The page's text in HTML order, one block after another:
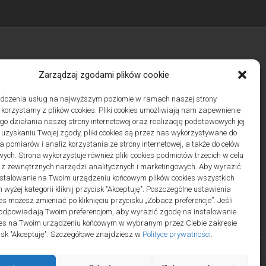
Zarządzaj zgodami plików cookie
usług na najwyższym poziomie w ramach naszej strony
z plików cookies. Pliki cookies umożliwiają nam zapewnienie
działania naszej strony internetowej oraz realizację podstawowych jej
Twojej zgody, pliki cookies są przez nas wykorzystywane do
pomiarów i analiz korzystania ze strony internetowej, a także do celów
Strona wykorzystuje również pliki cookies podmiotów trzecich w celu
zewnętrznych narzędzi analitycznych i marketingowych. Aby wyrazić
na Twoim urządzeniu końcowym plików cookies wszystkich
wyżej kategorii kliknij przycisk "Akceptuję". Poszczególne ustawienia
możesz zmieniać po kliknięciu przycisku „Zobacz preferencje”. Jeśli
Twoim preferencjom, aby wyrazić zgodę na instalowanie
na Twoim urządzeniu końcowym w wybranym przez Ciebie zakresie
"Akceptuję". Szczegółowe znajdziesz w Polityce prywatności.
Polityka plików cookies (EU) |Polityka prywatności